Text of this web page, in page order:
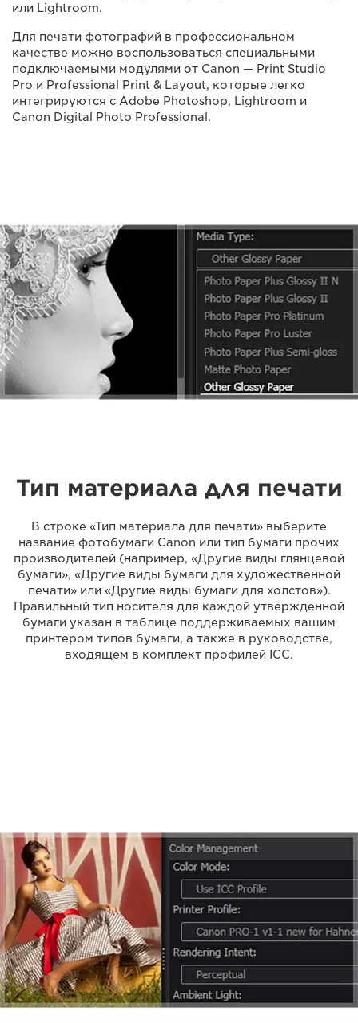
или Lightroom.
Для печати фотографий в профессиональном
качестве можно воспользоваться специальными
подключаемыми модулями от Canon — Print Studio
Pro и Professional Print & Layout, которые легко
интегрируются с Adobe Photoshop, Lightroom и
Canon Digital Photo Professional.
Тип материала для печати
В строке «Тип материала для печати» выберите
название фотобумаги Canon или тип бумаги прочих
производителей (например, «Другие виды глянцевой
бумаги», «Другие виды бумаги для художественной
печати» или «Другие виды бумаги для холстов»).
Правильный тип носителя для каждой утвержденной
бумаги указан в таблице поддерживаемых вашим
принтером типов бумаги, а также в руководстве,
входящем в комплект профилей ICC.